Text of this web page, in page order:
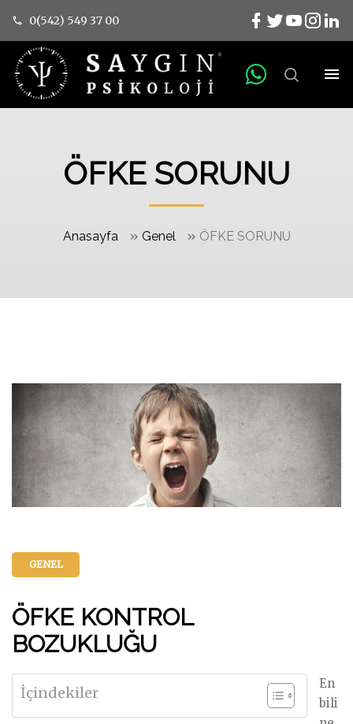
0(542) 549 37 00
ÖFKE SORUNU
Anasayfa » Genel » ÖFKE SORUNU
GENEL
ÖFKE KONTROL
BOZUKLUĞU
İçindekiler
En
bili